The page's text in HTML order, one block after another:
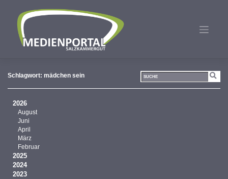
springen
Schlagwort: mädchen sein
2026
August
Juni
April
März
Februar
2025
2024
2023